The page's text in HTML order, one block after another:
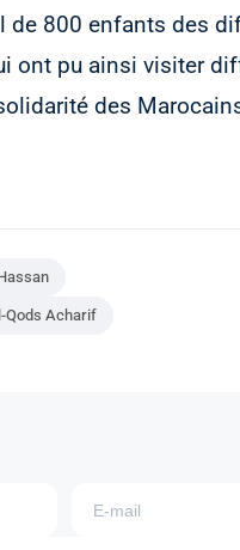
800 enfants des
ont pu ainsi visiter
des
Qods Acharif